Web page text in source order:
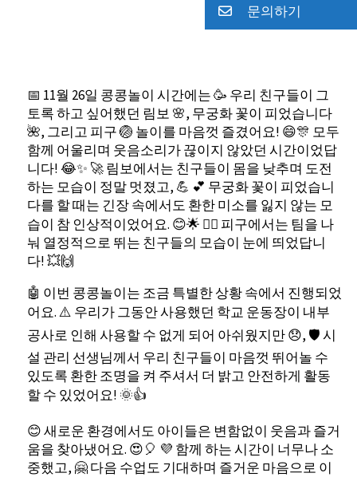
📅 11월 26일 콩콩놀이 시간에는 🥳 우리 친구들이 그
토록 하고 싶어했던 림보 🌸, 무궁화 꽃이 피었습니다
🌺, 그리고 피구 🏐 놀이를 마음껏 즐겼어요! 😄🎊 모두
함께 어울리며 웃음소리가 끊이지 않았던 시간이었답
니다! 😂✨ 🚀 림보에서는 친구들이 몸을 낮추며 도전
하는 모습이 정말 멋졌고, 💪 💕 무궁화 꽃이 피었습니
다를 할 때는 긴장 속에서도 환한 미소를 잃지 않는 모
습이 참 인상적이었어요. 😊🌟 🏃‍♀️ 피구에서는 팀을 나
눠 열정적으로 뛰는 친구들의 모습이 눈에 띄었답니
다! 💥🙌
🤖 이번 콩콩놀이는 조금 특별한 상황 속에서 진행되었
어요. ⚠️ 우리가 그동안 사용했던 학교 운동장이 내부
공사로 인해 사용할 수 없게 되어 아쉬웠지만 😞, 🛡️ 시
설 관리 선생님께서 우리 친구들이 마음껏 뛰어놀 수
있도록 환한 조명을 켜 주셔서 더 밝고 안전하게 활동
할 수 있었어요! 🌞👍
😊 새로운 환경에서도 아이들은 변함없이 웃음과 즐거
움을 찾아냈어요. 😍🎈 💜 함께 하는 시간이 너무나 소
중했고, 🤗 다음 수업도 기대하며 즐거운 마음으로 이
문의하기